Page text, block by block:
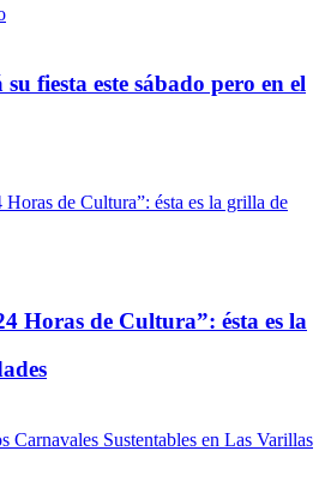
fiesta este sábado pero en el
Horas de Cultura”: ésta es la